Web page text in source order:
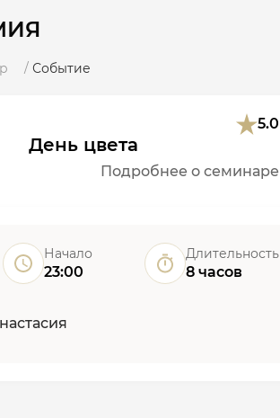
Событие
5.0
День цвета
Подробнее о семинаре
Начало
23:00
Длительность
8 часов